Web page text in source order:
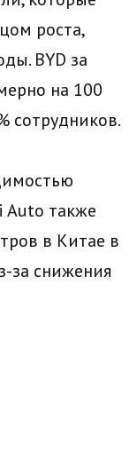
роста,
BYD за
на 100
сотрудников.
Auto также
в Китае в
за снижения